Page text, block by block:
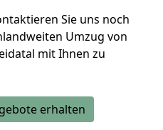
Sie uns noch
Umzug von
mit Ihnen zu
erhalten